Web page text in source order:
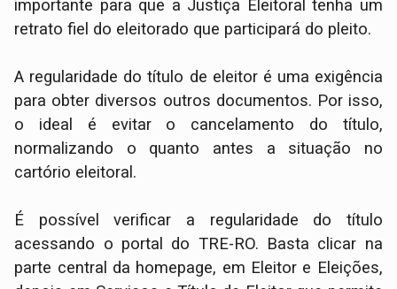
importante para que a Justiça Eleitoral tenha um
retrato fiel do eleitorado que participará do pleito.
A regularidade do título de eleitor é uma exigência
para obter diversos outros documentos. Por isso,
o ideal é evitar o cancelamento do título,
normalizando o quanto antes a situação no
cartório eleitoral.
É possível verificar a regularidade do título
acessando o portal do TRE-RO. Basta clicar na
parte central da homepage, em Eleitor e Eleições,